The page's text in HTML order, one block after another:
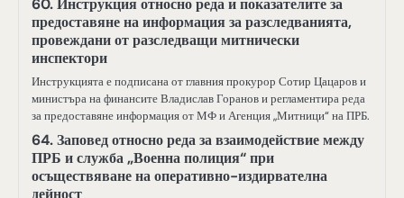
60. Инструкция относно реда и показателите за
предоставяне на информация за разследванията,
провеждани от разследващи митнически
инспектори
Инструкцията е подписана от главния прокурор Сотир Цацаров и
министъра на финансите Владислав Горанов и регламентира реда
за предоставяне информация от МФ и Агенция „Митници“ на ПРБ.
64. Заповед относно реда за взаимодействие между
ПРБ и служба „Военна полиция“ при
осъществяване на оперативно-издирвателна
дейност